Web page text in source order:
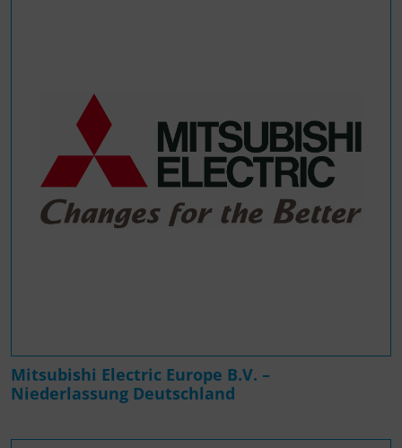
Mitsubishi Electric Europe B.V. –
Niederlassung Deutschland